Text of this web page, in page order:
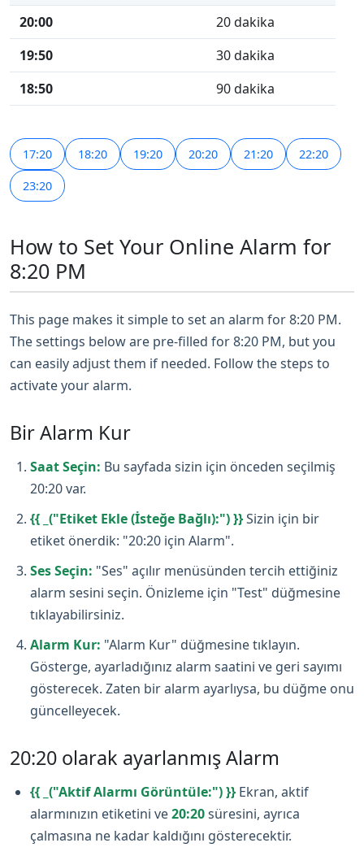
20:00
20 dakika
19:50
30 dakika
18:50
90 dakika
17:20 18:20 19:20 20:20 21:20 22:20
23:20
How to Set Your Online Alarm for
8:20 PM
This page makes it simple to set an alarm for 8:20 PM.
The settings below are pre-filled for 8:20 PM, but you
can easily adjust them if needed. Follow the steps to
activate your alarm.
Bir Alarm Kur
Saat Seçin: Bu sayfada sizin için önceden seçilmiş
20:20 var.
{{ _("Etiket Ekle (İsteğe Bağlı):") }}Sizin için bir
etiket önerdik: "20:20 için Alarm".
Ses Seçin: "Ses" açılır menüsünden tercih ettiğiniz
alarm sesini seçin. Önizleme için "Test" düğmesine
tıklayabilirsiniz.
Alarm Kur: "Alarm Kur" düğmesine tıklayın.
Gösterge, ayarladığınız alarm saatini ve geri sayımı
gösterecek. Zaten bir alarm ayarlıysa, bu düğme onu
güncelleyecek.
20:20 olarak ayarlanmış Alarm
{{ _("Aktif Alarmı Görüntüle:") }} Ekran, aktif
alarmınızın etiketini ve20:20süresini, ayrıca
çalmasına ne kadar kaldığını gösterecektir.